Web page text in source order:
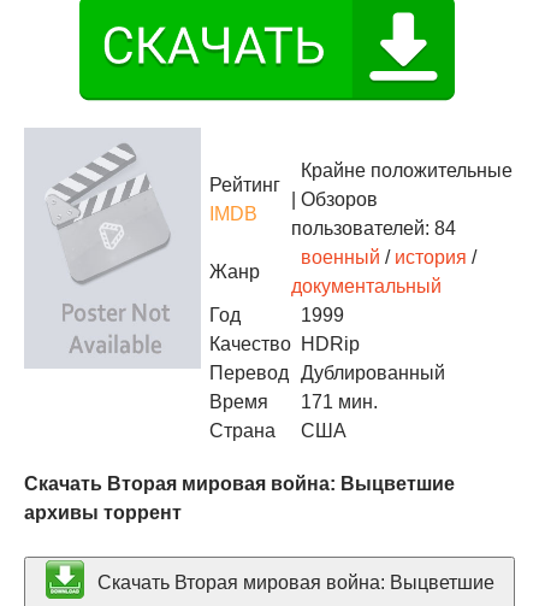
Рейтинг
IMDB
Крайне положительные
| Обзоров
пользователей: 84
Жанр
военный / история /
документальный
Год
1999
Качество HDRip
Перевод
Дублированный
Время
171 мин.
Страна
США
Скачать Вторая мировая война: Выцветшие
архивы торрент
Скачать Вторая мировая война: Выцветшие